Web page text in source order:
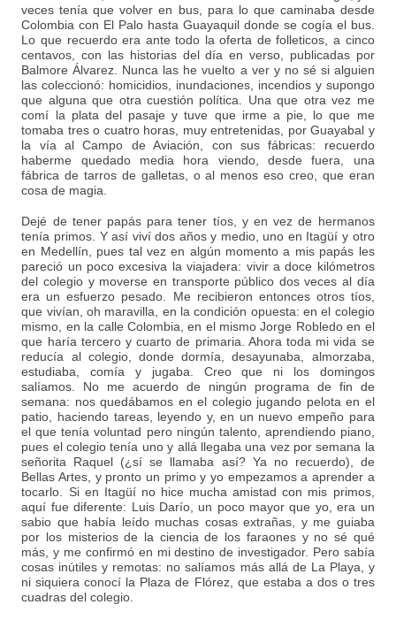
veces tenía que volver en bus, para lo que caminaba desde
Colombia con El Palo hasta Guayaquil donde se cogía el bus.
Lo que recuerdo era ante todo la oferta de folleticos, a cinco
centavos, con las historias del día en verso, publicadas por
Balmore Álvarez. Nunca las he vuelto a ver y no sé si alguien
las coleccionó: homicidios, inundaciones, incendios y supongo
que alguna que otra cuestión política. Una que otra vez me
comí la plata del pasaje y tuve que irme a pie, lo que me
tomaba tres o cuatro horas, muy entretenidas, por Guayabal y
la vía al Campo de Aviación, con sus fábricas: recuerdo
haberme quedado media hora viendo, desde fuera, una
fábrica de tarros de galletas, o al menos eso creo, que eran
cosa de magia.
Dejé de tener papás para tener tíos, y en vez de hermanos
tenía primos. Y así viví dos años y medio, uno en Itagüí y otro
en Medellín, pues tal vez en algún momento a mis papás les
pareció un poco excesiva la viajadera: vivir a doce kilómetros
del colegio y moverse en transporte público dos veces al día
era un esfuerzo pesado. Me recibieron entonces otros tíos,
que vivían, oh maravilla, en la condición opuesta: en el colegio
mismo, en la calle Colombia, en el mismo Jorge Robledo en el
que haría tercero y cuarto de primaria. Ahora toda mi vida se
reducía al colegio, donde dormía, desayunaba, almorzaba,
estudiaba, comía y jugaba. Creo que ni los domingos
salíamos. No me acuerdo de ningún programa de fin de
semana: nos quedábamos en el colegio jugando pelota en el
patio, haciendo tareas, leyendo y, en un nuevo empeño para
el que tenía voluntad pero ningún talento, aprendiendo piano,
pues el colegio tenía uno y allá llegaba una vez por semana la
señorita Raquel (¿sí se llamaba así? Ya no recuerdo), de
Bellas Artes, y pronto un primo y yo empezamos a aprender a
tocarlo. Si en Itagüí no hice mucha amistad con mis primos,
aquí fue diferente: Luis Darío, un poco mayor que yo, era un
sabio que había leído muchas cosas extrañas, y me guiaba
por los misterios de la ciencia de los faraones y no sé qué
más, y me confirmó en mi destino de investigador. Pero sabía
cosas inútiles y remotas: no salíamos más allá de La Playa, y
ni siquiera conocí la Plaza de Flórez, que estaba a dos o tres
cuadras del colegio.